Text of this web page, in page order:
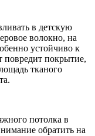
в детскую
волокно, на
устойчиво к
повредит покрытие,
тканого
потолка в
обратить на